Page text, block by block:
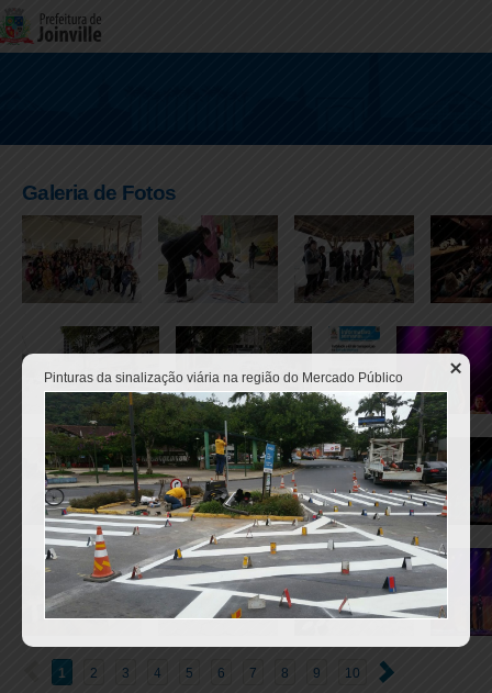
Galeria de Fotos
1 2 3 4 5 6 7 8 9 10
Pinturas da sinalização viária na região do Mercado Público